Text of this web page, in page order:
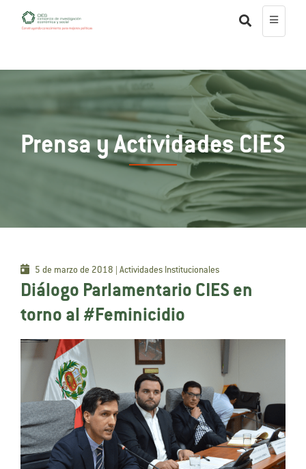
Prensa y Actividades CIES
5 de marzo de 2018 | Actividades Institucionales
Diálogo Parlamentario CIES en
torno al #Feminicidio